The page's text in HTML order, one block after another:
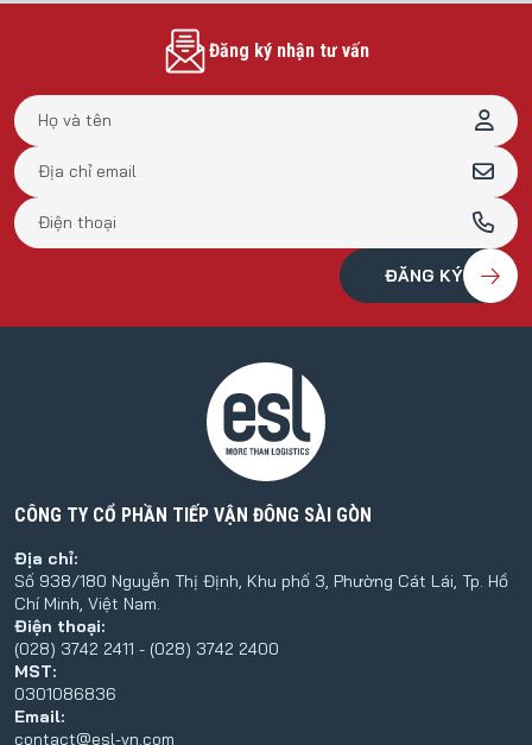
Đăng ký nhận tư vấn
CÔNG TY CỔ PHẦN TIẾP VẬN ĐÔNG SÀI GÒN
Địa chỉ:
Số 938/180 Nguyễn Thị Định, Khu phố 3, Phường Cát Lái, Tp. Hồ
Chí Minh, Việt Nam.
Điện thoại:
(028) 3742 2411 - (028) 3742 2400
MST:
0301086836
Email:
contact@esl-vn.com